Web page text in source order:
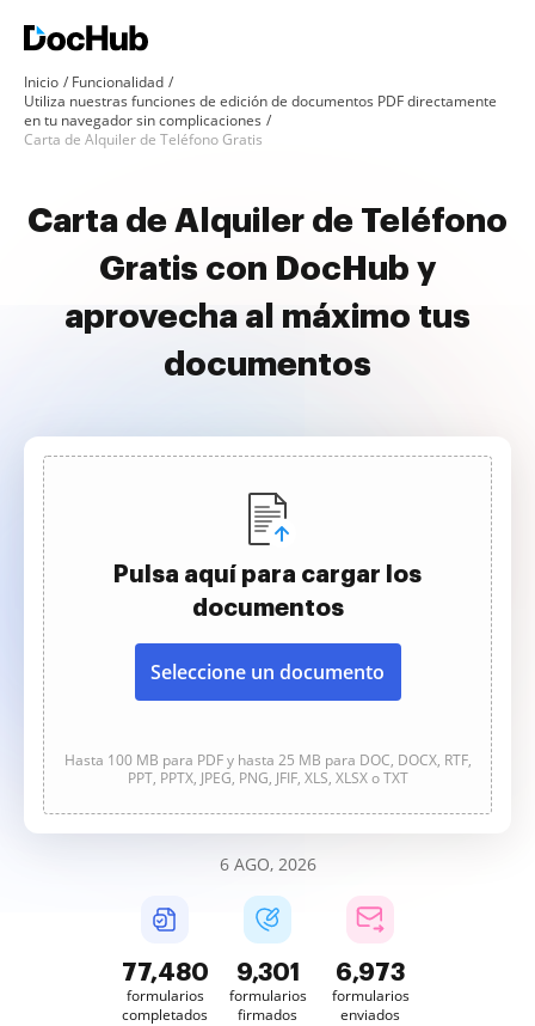
Inicio
Funcionalidad
Utiliza nuestras funciones de edición de documentos PDF directamente
en tu navegador sin complicaciones
Carta de Alquiler de Teléfono Gratis
Carta de Alquiler de Teléfono
Gratis con DocHub y
aprovecha al máximo tus
documentos
Pulsa aquí para cargar los
documentos
Seleccione un documento
Hasta 100 MB para PDF y hasta 25 MB para DOC, DOCX, RTF,
PPT, PPTX, JPEG, PNG, JFIF, XLS, XLSX o TXT
6 AGO, 2026
77,480
formularios
completados
9,301
formularios
firmados
6,973
formularios
enviados